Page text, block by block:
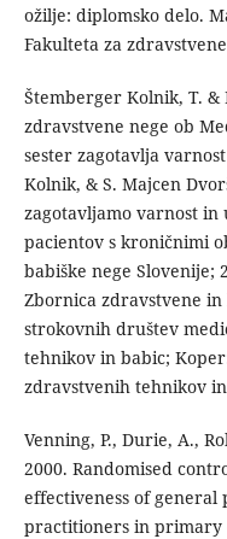
ožilje: diplomsko delo.
Fakulteta za
Štemberger Kolnik, T. &
zdravstvene nege ob
sester zagotavlja
Kolnik, & S. Majcen
zagotavljamo varnost
pacientov s kroničnimi
babiške nege Slovenije;
Zbornica zdravstvene in
strokovnih društev
tehnikov in babic;
zdravstvenih tehnikov
Venning, P., Durie, A.,
2000. Randomised
effectiveness of
practitioners in primary